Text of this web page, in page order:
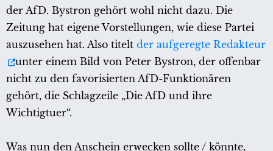
der AfD. Bystron gehört wohl nicht dazu. Die
Zeitung hat eigene Vorstellungen, wie diese Partei
auszusehen hat. Also titelt der aufgeregte Redakteur
unter einem Bild von Peter Bystron, der offenbar
nicht zu den favorisierten AfD-Funktionären
gehört, die Schlagzeile „Die AfD und ihre
Wichtigtuer“.
Was nun den Anschein erwecken sollte / könnte,